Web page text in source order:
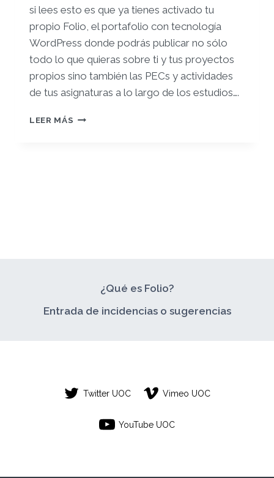
si lees esto es que ya tienes activado tu
propio Folio, el portafolio con tecnología
WordPress donde podrás publicar no sólo
todo lo que quieras sobre ti y tus proyectos
propios sino también las PECs y actividades
de tus asignaturas a lo largo de los estudios….
LEER MÁS ¡TE
¿Qué es Folio?
Entrada de incidencias o sugerencias
Twitter UOC Vimeo UOC
YouTube UOC